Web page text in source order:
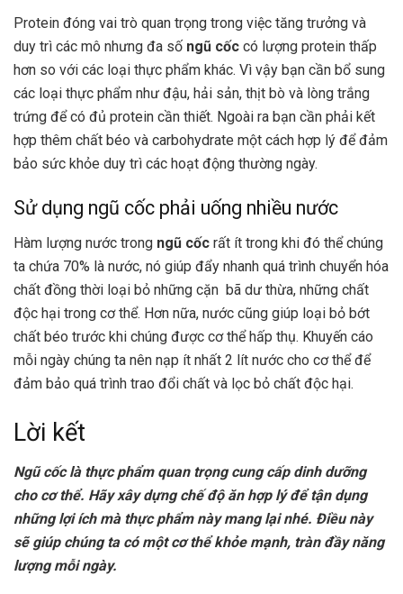
Protein đóng vai trò quan trọng trong việc tăng trưởng và
duy trì các mô nhưng đa số ngũ cốc có lượng protein thấp
hơn so với các loại thực phẩm khác. Vì vậy bạn cần bổ sung
các loại thực phẩm như đậu, hải sản, thịt bò và lòng trắng
trứng để có đủ protein cần thiết. Ngoài ra bạn cần phải kết
hợp thêm chất béo và carbohydrate một cách hợp lý để đảm
bảo sức khỏe duy trì các hoạt động thường ngày.
Sử dụng ngũ cốc phải uống nhiều nước
Hàm lượng nước trong ngũ cốc rất ít trong khi đó thể chúng
ta chứa 70% là nước, nó giúp đẩy nhanh quá trình chuyển hóa
chất đồng thời loại bỏ những cặn bã dư thừa, những chất
độc hại trong cơ thể. Hơn nữa, nước cũng giúp loại bỏ bớt
chất béo trước khi chúng được cơ thể hấp thụ. Khuyến cáo
mỗi ngày chúng ta nên nạp ít nhất 2 lít nước cho cơ thể để
đảm bảo quá trình trao đổi chất và lọc bỏ chất độc hại.
Lời kết
Ngũ cốc là thực phẩm quan trọng cung cấp dinh dưỡng
cho cơ thể. Hãy xây dựng chế độ ăn hợp lý để tận dụng
những lợi ích mà thực phẩm này mang lại nhé. Điều này
sẽ giúp chúng ta có một cơ thể khỏe mạnh, tràn đầy năng
lượng mỗi ngày.